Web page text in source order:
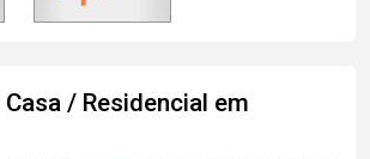
/ Residencial em